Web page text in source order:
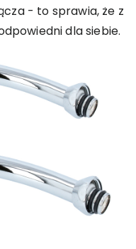
- to sprawia, że z
dla siebie.